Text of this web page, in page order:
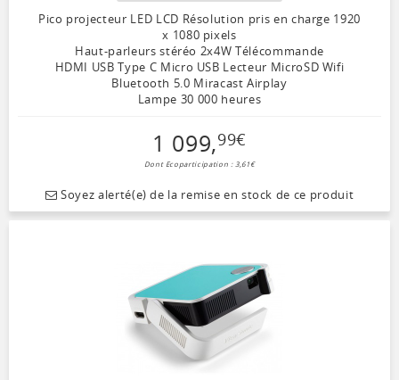
Pico projecteur LED LCD Résolution pris en charge 1920
x 1080 pixels
Haut-parleurs stéréo 2x4W Télécommande
HDMI USB Type C Micro USB Lecteur MicroSD Wifi
Bluetooth 5.0 Miracast Airplay
Lampe 30 000 heures
1 099,99€
Dont Ecoparticipation : 3,61€
Soyez alerté(e) de la remise en stock de ce produit